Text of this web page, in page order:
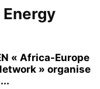
« Africa-Europe
» organise